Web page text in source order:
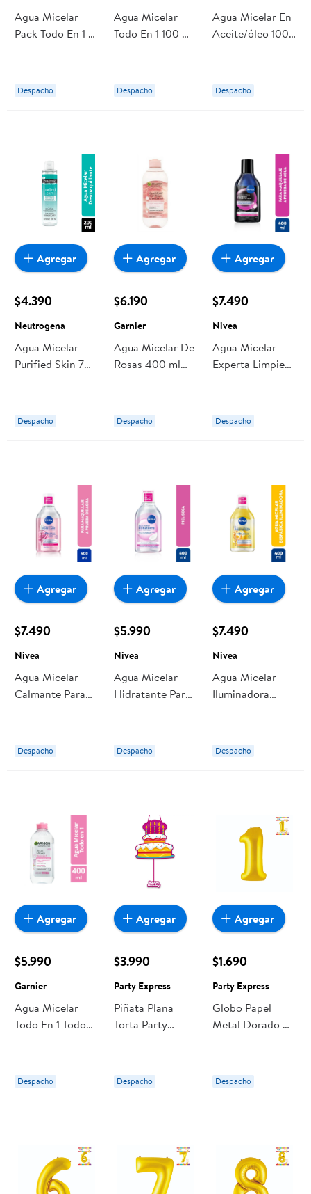
Agua Micelar
Pack Todo En 1 1
Despacho
Agua Micelar
Todo En 1 100 ml
Despacho
Agua Micelar En
Aceite/óleo 100
Despacho
$4.390
Neutrogena
Agua Micelar
Purified Skin 7
Despacho
Agregar
$6.190
Garnier
Agua Micelar De
Rosas 400 ml
Despacho
Agregar
$7.490
Nivea
Agua Micelar
Experta Limpieza
Despacho
Agregar
$7.490
Nivea
Agua Micelar
Calmante Para
Despacho
Agregar
$5.990
Nivea
Agua Micelar
Hidratante Para
Despacho
Agregar
$7.490
Nivea
Agua Micelar
Iluminadora
Despacho
Agregar
$5.990
Garnier
Agua Micelar
Todo En 1 Todo
Despacho
Agregar
$3.990
Party Express
Piñata Plana
Torta Party
Despacho
Agregar
$1.690
Party Express
Globo Papel
Metal Dorado N1
Despacho
Agregar